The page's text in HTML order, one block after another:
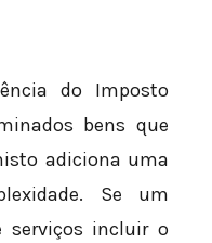
do Imposto
bens que
adiciona uma
Se um
serviços incluir o